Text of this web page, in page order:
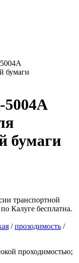
бумаги
бумаги
транспортной
Калуге бесплатна.
/прозодимость /
проходимостью;